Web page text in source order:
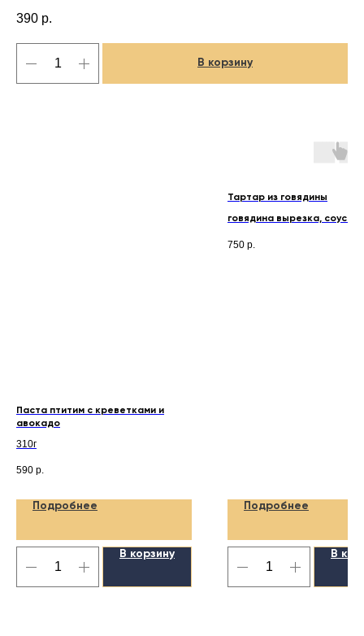
390 р.
В корзину
Паста птитим с креветками и
авокадо
310г
590 р.
Подробнее
В корзину
Тартар из говядины
говядина вырезка, соус
750 р.
Подробнее
В